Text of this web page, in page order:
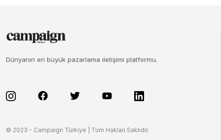
Dünyanın en büyük pazarlama iletişimi platformu.
© 2023 - Campaign Türkiye | Tüm Hakları Saklıdır.